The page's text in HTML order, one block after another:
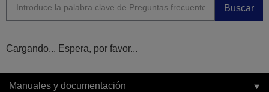
Buscar
Cargando... Espera, por favor...
Manuales y documentación